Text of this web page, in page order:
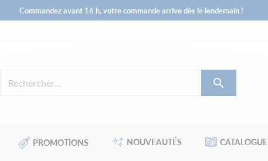
Commandez avant 16 h, votre commande arrive dès le lendemain !

PROMOTIONS NOUVEAUTÉS CATALOGUE